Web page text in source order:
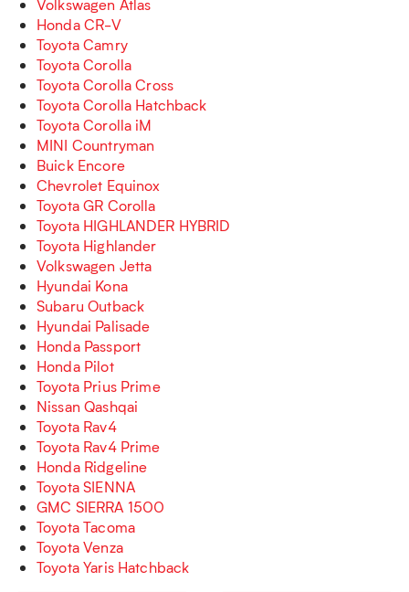
Volkswagen Atlas
Honda CR-V
Toyota Camry
Toyota Corolla
Toyota Corolla Cross
Toyota Corolla Hatchback
Toyota Corolla iM
MINI Countryman
Buick Encore
Chevrolet Equinox
Toyota GR Corolla
Toyota HIGHLANDER HYBRID
Toyota Highlander
Volkswagen Jetta
Hyundai Kona
Subaru Outback
Hyundai Palisade
Honda Passport
Honda Pilot
Toyota Prius Prime
Nissan Qashqai
Toyota Rav4
Toyota Rav4 Prime
Honda Ridgeline
Toyota SIENNA
GMC SIERRA 1500
Toyota Tacoma
Toyota Venza
Toyota Yaris Hatchback